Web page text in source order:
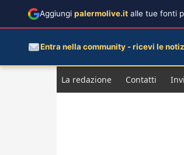
La redazione Contatti
Aggiungi palermolive.it alle tue fonti
Entra nella community - ricevi le